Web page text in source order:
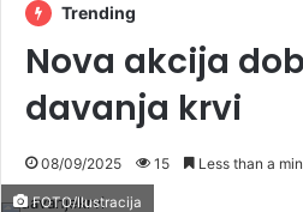
Trending
Nova akcija
davanja krvi
08/09/2025 15 Less than a
FOTO/Ilustracija